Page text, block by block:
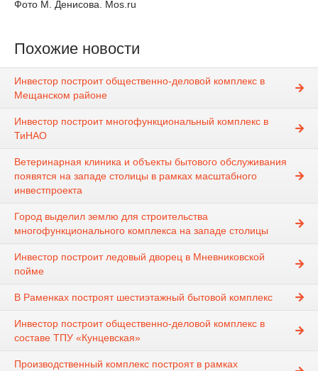
Фото М. Денисова. Mos.ru
Похожие новости
Инвестор построит общественно-деловой комплекс в
Мещанском районе
Инвестор построит многофункциональный комплекс в
ТиНАО
Ветеринарная клиника и объекты бытового обслуживания
появятся на западе столицы в рамках масштабного
инвестпроекта
Город выделил землю для строительства
многофункционального комплекса на западе столицы
Инвестор построит ледовый дворец в Мневниковской
пойме
В Раменках построят шестиэтажный бытовой комплекс
Инвестор построит общественно-деловой комплекс в
составе ТПУ «Кунцевская»
Производственный комплекс построят в рамках